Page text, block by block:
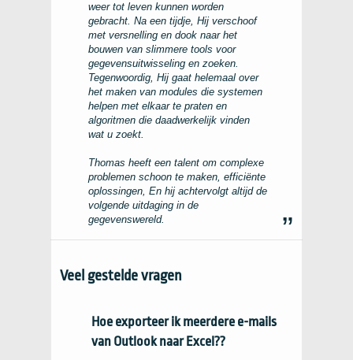
weer tot leven kunnen worden
gebracht. Na een tijdje, Hij verschoof
met versnelling en dook naar het
bouwen van slimmere tools voor
gegevensuitwisseling en zoeken.
Tegenwoordig, Hij gaat helemaal over
het maken van modules die systemen
helpen met elkaar te praten en
algoritmen die daadwerkelijk vinden
wat u zoekt.
Thomas heeft een talent om complexe
problemen schoon te maken, efficiënte
oplossingen, En hij achtervolgt altijd de
volgende uitdaging in de
gegevenswereld.
Veel gestelde vragen
Hoe exporteer ik meerdere e-mails
van Outlook naar Excel??